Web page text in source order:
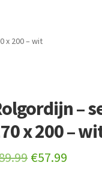
x 200 – wit
–
x 200 –
Original
€57.99